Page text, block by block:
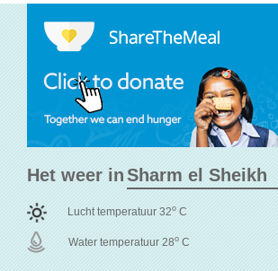
Het weer in
Lucht temperatuur 32o C
Water temperatuur 28o C